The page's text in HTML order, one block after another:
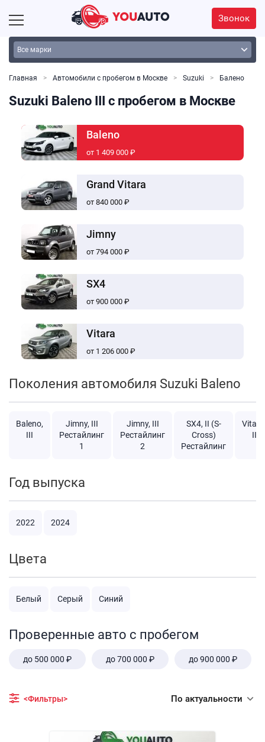
Звонок
Главная Автомобили с пробегом в Москве Suzuki Балено
Suzuki Baleno III с пробегом в Москве
Baleno
от 1 409 000 ₽
Grand Vitara
от 840 000 ₽
Jimny
от 794 000 ₽
SX4
от 900 000 ₽
Vitara
от 1 206 000 ₽
Поколения автомобиля Suzuki Baleno
Baleno,
III
Jimny, III
Рестайлинг
1
Jimny, III
Рестайлинг
2
SX4, II (S-
Cross)
Рестайлинг
II
Год выпуска
2022 2024
Цвета
Белый Серый Синий
Проверенные авто с пробегом
до 500 000 ₽ до 700 000 ₽ до 900 000 ₽
<Фильтры> По актуальности